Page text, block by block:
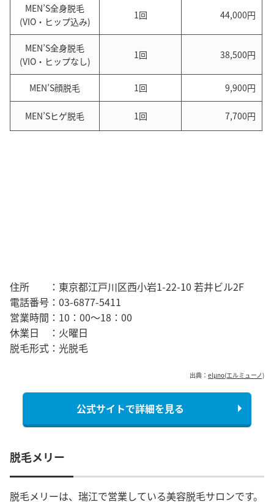
MEN’S全身脱毛
(VIO・ヒップ込み)
1回 44,000円
MEN’S全身脱毛
(VIO・ヒップなし)
1回 38,500円
MEN’S顔脱毛 1回 9,900円
MEN’Sヒゲ脱毛 1回 7,700円
住所 ： 東京都江戸川区西小岩1-22-10 若井ビル2F
電話番号： 03-6877-5411
営業時間： 10：00～18：00
休業日 ： 火曜日
脱毛形式： 光脱毛
出典： elµno(エルミューノ)
公式サイトで詳細を見る
脱毛メリー
脱毛メリーは、瑞江で営業している美容脱毛サロンです。